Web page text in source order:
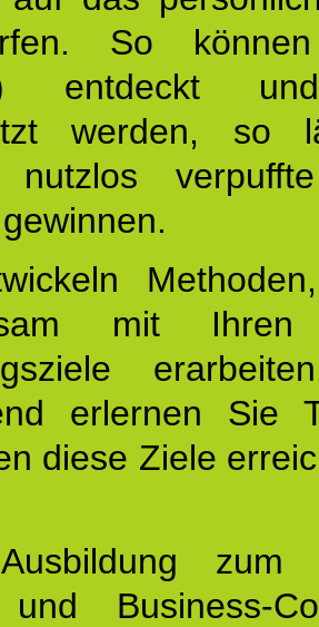
So
entdeckt
werden, so
nutzlos
mit Ihren
erlernen Sie
diese Ziele
zum
Business-